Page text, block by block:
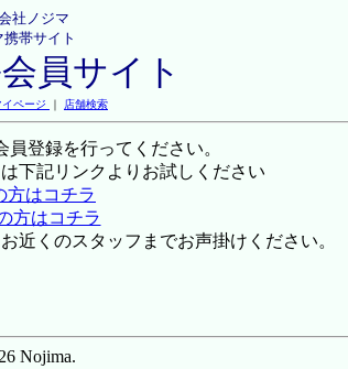
社ノジマ
携帯サイト
員サイト
イページ ｜ 店舗検索
員登録を行ってください。
下記リンクよりお試しください
方はコチラ
方はコチラ
近くのスタッフまでお声掛けください。
Nojima.